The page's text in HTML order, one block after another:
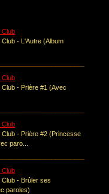
Club
- L'Autre (Album
Club
- Prière #1 (Avec
Club
- Prière #2 (Princesse
paro...
Club
- Brûler ses
paroles)